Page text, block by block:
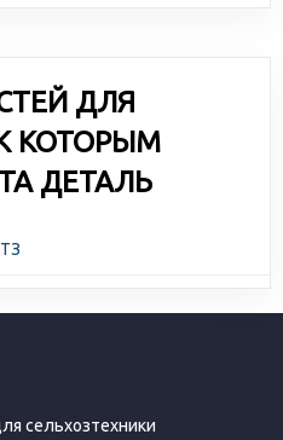
ДЛЯ
КОТОРЫМ
ДЕТАЛЬ
сельхозтехники